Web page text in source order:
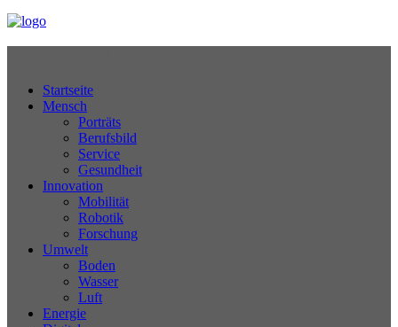
Startseite
Mensch
Porträts
Berufsbild
Service
Gesundheit
Innovation
Mobilität
Robotik
Forschung
Umwelt
Boden
Wasser
Luft
Energie